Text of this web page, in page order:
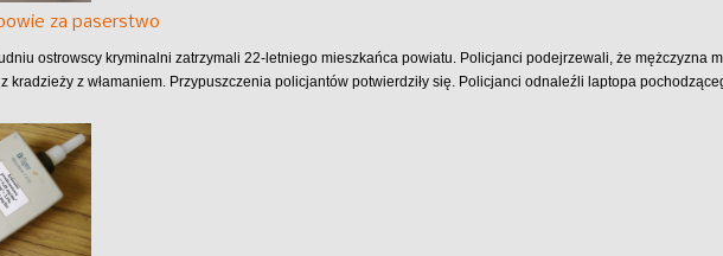
za paserstwo
ostrowscy kryminalni zatrzymali 22-letniego mieszkańca powiatu. Policjanci podejrzewali, że mężczyzna
kradzieży z włamaniem. Przypuszczenia policjantów potwierdziły się. Policjanci odnaleźli laptopa